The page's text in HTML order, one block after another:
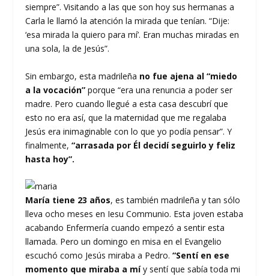
siempre”. Visitando a las que son hoy sus hermanas a
Carla le llamó la atención la mirada que tenían. “Dije:
‘esa mirada la quiero para mí’. Eran muchas miradas en
una sola, la de Jesús”.
Sin embargo, esta madrileña no fue ajena al “miedo
a la vocación” porque “era una renuncia a poder ser
madre. Pero cuando llegué a esta casa descubrí que
esto no era así, que la maternidad que me regalaba
Jesús era inimaginable con lo que yo podía pensar”. Y
finalmente, “arrasada por Él decidí seguirlo y feliz
hasta hoy”.
María tiene 23 años, es también madrileña y tan sólo
lleva ocho meses en Iesu Communio. Esta joven estaba
acabando Enfermería cuando empezó a sentir esta
llamada. Pero un domingo en misa en el Evangelio
escuchó como Jesús miraba a Pedro.“Sentí en ese
momento que miraba a míy sentí que sabía toda mi